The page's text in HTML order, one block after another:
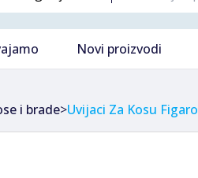
Novi proizvodi
i brade>Uvijaci Za Kosu Figaro